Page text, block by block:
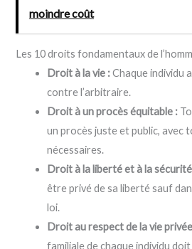
moindre coût
Les 10 droits fondamentaux de
Droit à la vie :Chaque individu
contre l’arbitraire.
Droit à un procès équitable :
un procès juste et public, avec
nécessaires.
Droit à la liberté et à la
être privé de sa liberté sauf
loi.
Droit au respect de la vie
familiale de chaque individu